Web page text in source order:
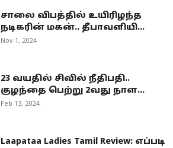
சாலை விபத்தில் உயிரிழந்த
நடிகரின் மகன்.. தீபாவளியி...
Nov 1, 2024
23 வயதில் சிவில் நீதிபதி..
குழந்தை பெற்று 2வது நாள...
Feb 13, 2024
Laapataa Ladies Tamil Review: எப்படி